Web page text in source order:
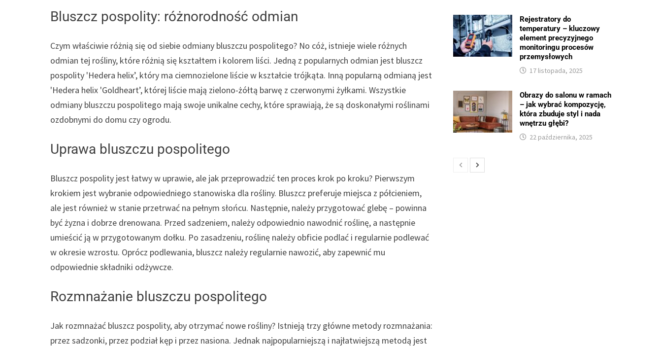
Bluszcz pospolity: różnorodność odmian
Czym właściwie różnią się od siebie odmiany bluszczu pospolitego? No cóż, istnieje wiele różnych
odmian tej rośliny, które różnią się kształtem i kolorem liści. Jedną z popularnych odmian jest bluszcz
pospolity 'Hedera helix’, który ma ciemnozielone liście w kształcie trójkąta. Inną popularną odmianą jest
'Hedera helix 'Goldheart’, której liście mają zielono-żółtą barwę z czerwonymi żyłkami. Wszystkie
odmiany bluszczu pospolitego mają swoje unikalne cechy, które sprawiają, że są doskonałymi roślinami
ozdobnymi do domu czy ogrodu.
Uprawa bluszczu pospolitego
Bluszcz pospolity jest łatwy w uprawie, ale jak przeprowadzić ten proces krok po kroku? Pierwszym
krokiem jest wybranie odpowiedniego stanowiska dla rośliny. Bluszcz preferuje miejsca z półcieniem,
ale jest również w stanie przetrwać na pełnym słońcu. Następnie, należy przygotować glebę – powinna
być żyzna i dobrze drenowana. Przed sadzeniem, należy odpowiednio nawodnić roślinę, a następnie
umieścić ją w przygotowanym dołku. Po zasadzeniu, roślinę należy obficie podlać i regularnie podlewać
w okresie wzrostu. Oprócz podlewania, bluszcz należy regularnie nawozić, aby zapewnić mu
odpowiednie składniki odżywcze.
Rozmnażanie bluszczu pospolitego
Jak rozmnażać bluszcz pospolity, aby otrzymać nowe rośliny? Istnieją trzy główne metody rozmnażania:
przez sadzonki, przez podział kęp i przez nasiona. Jednak najpopularniejszą i najłatwiejszą metodą jest
Rejestratory do
temperatury – kluczowy
element precyzyjnego
monitoringu procesów
przemysłowych
17 listopada, 2025
Obrazy do salonu w ramach
– jak wybrać kompozycję,
która zbuduje styl i nada
wnętrzu głębi?
22 października, 2025